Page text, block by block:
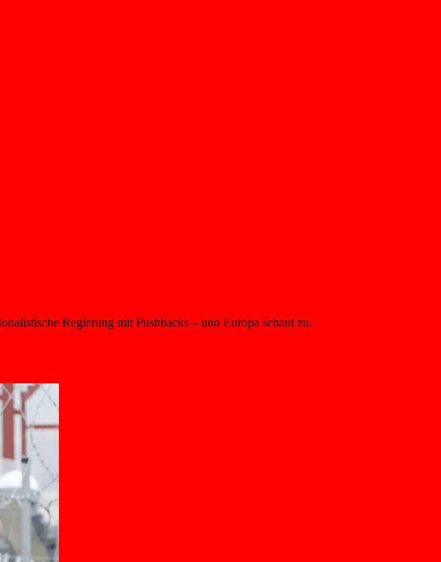
Regierung mit Pushbacks – und Europa schaut zu.